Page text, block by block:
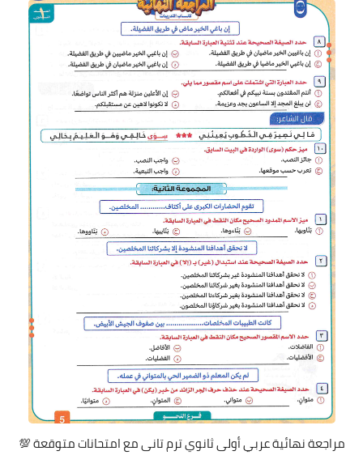
مراجعة نهائية عربي أولى ثانوي ترم تانى مع امتحانات متوقعة 💯